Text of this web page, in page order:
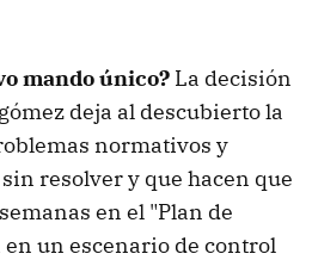
mando único? La decisión
deja al descubierto la
normativos y
resolver y que hacen que
en el "Plan de
un escenario de control